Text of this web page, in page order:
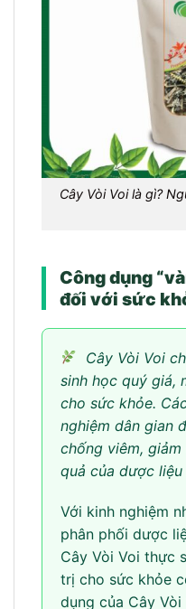
Cây Vòi Voi là gì?
Công dụng
đối với sức
Cây Vòi Voi
sinh học quý giá,
cho sức khỏe.
nghiệm dân gian
chống viêm, giảm
quả của dược liệu
Với kinh nghiệm
phân phối dược
Cây Vòi Voi thực
trị cho sức khỏe
dụng của Cây